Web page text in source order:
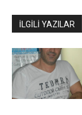
İLGILI YAZILAR